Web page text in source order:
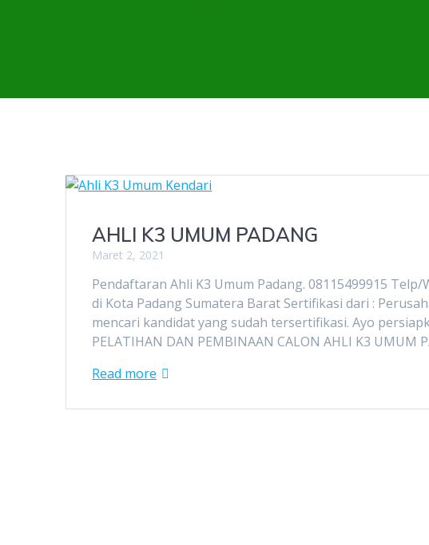
AHLI K3 UMUM PADANG
Maret 2, 2021
Pendaftaran Ahli K3 Umum Padang. 08115499915
di Kota Padang Sumatera Barat Sertifikasi dari :
mencari kandidat yang sudah tersertifikasi. Ayo
PELATIHAN DAN PEMBINAAN CALON AHLI K3 UMUM
Read more